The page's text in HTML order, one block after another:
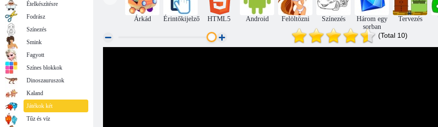
Parcheesi
Nyomja meg az
összes embert
Le a hegyre
Árkád Érintőkijelző HTML5 Android Felöltözni Színezés
Három egy
sorban
Tervezés
(Total 10)
Ételkészítésre
Fodrász
Színezés
Smink
Fagyott
Színes blokkok
Dinoszauruszok
Kaland
Játékok két
Tűz és víz